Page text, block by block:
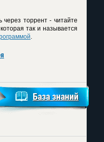
через торрент - читайте
так и называется
.
База знаний